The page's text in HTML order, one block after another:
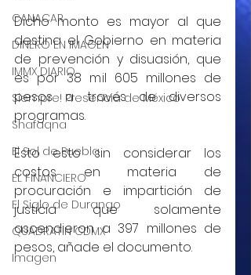
CANACAR
DINERO EN IMAGEN
IMMX DIARIO
Siempre! Presencia de México
Shafaqna
El Sol de Puebla
EL FINANCIERO
El Siglo de Durango
QUADRATIN CDMX
Imagen
Dicho monto es mayor al que
destina el Gobierno en materia
de prevención y disuasión, que
es por 38 mil 605 millones de
pesos a través de diversos
programas.
Esto esto sin considerar los
costos en materia de
procuración e impartición de
justicia que solamente
ascendieron a 397 millones de
pesos, añade el documento.